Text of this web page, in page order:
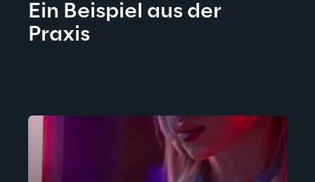
Ein Beispiel aus der
Praxis